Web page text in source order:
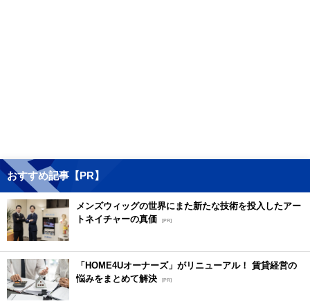
おすすめ記事【PR】
メンズウィッグの世界にまた新たな技術を投入したアー
トネイチャーの真価 [PR]
「HOME4Uオーナーズ」がリニューアル！ 賃貸経営の
悩みをまとめて解決 [PR]